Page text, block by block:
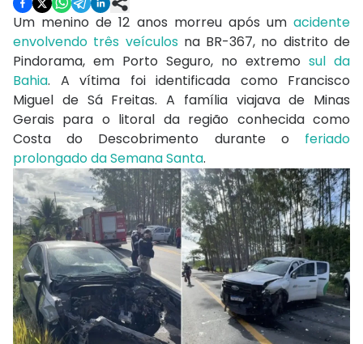
Um menino de 12 anos morreu após um acidente
envolvendo três veículosna BR-367, no distrito de
Pindorama, em Porto Seguro, no extremo sul da
Bahia. A vítima foi identificada como Francisco
Miguel de Sá Freitas. A família viajava de Minas
Gerais para o litoral da região conhecida como
Costa do Descobrimento durante o feriado
prolongado da Semana Santa.